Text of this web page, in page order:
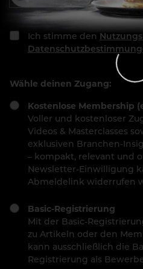
Ich stimme den
Wähle deinen Zugang:
Kostenlose Membership
Voller und kostenloser
Videos & Masterclasses
exklusiven Branchen-
– kompakt, relevant und
Newsletter-Einwilligung
Abmeldelink widerrufen
Basic-Registrierung
Mit der Basic-
zu Artikeln oder den
kann ausschließlich die
Registrierung als